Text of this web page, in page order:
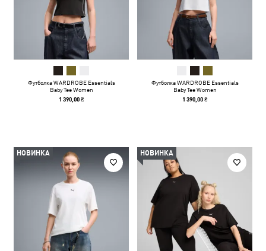
Футболка WARDROBE Essentials
Baby Tee Women
1 390,00 ₴
Футболка WARDROBE Essentials
Baby Tee Women
1 390,00 ₴
НОВИНКА НОВИНКА